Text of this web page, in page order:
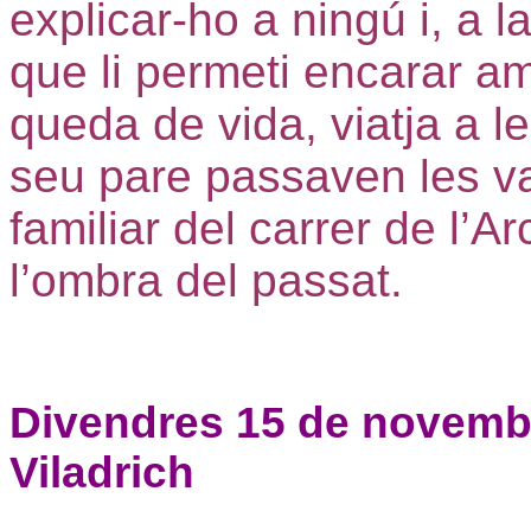
explicar-ho a ningú i, a
que li permeti encarar
queda de vida, viatja a
seu pare passaven les
familiar del carrer de
l’ombra del passat.
Divendres 15 de
Viladrich